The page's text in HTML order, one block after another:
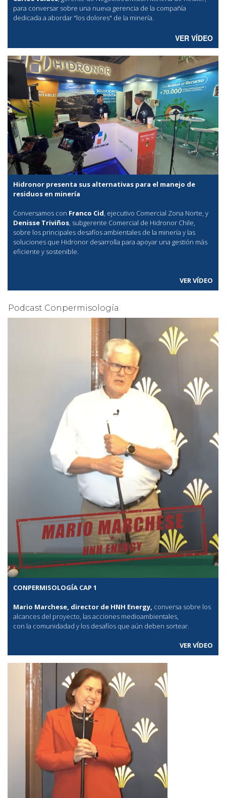
para conversar sobre una nueva gerencia de la compañía
dedicada a abordar "los dolores" de la minería.
VER VÍDEO
Hidronor presenta sus alternativas para el manejo de
residuos en minería
Conversamos con Franco Cid, ejecutivo Comercial Zona Norte, y
Denisse Triviños, subgerente Comercial de Hidronor Chile,
sobre los principales desafíos ambientales de la minería y las
soluciones que Hidronor desarrolla para apoyar una gestión más
eficiente y sostenible.
VER VÍDEO
Podcast Conpermisología
CONPERMISOLOGÍA CAP 1
Mario Marchese, director de HNH Energy, conversa sobre los
alcances del proyecto, las acciones medioambientales,
con la comunidadad y los desafíos que aún deben sortear.
VER VÍDEO